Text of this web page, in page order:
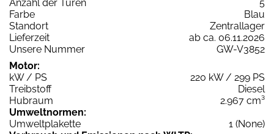
Anzahl der Türen
5
Farbe
Blau
Standort
Zentrallager
Lieferzeit
ab ca. 06.11.2026
Unsere Nummer
GW-V3852
Motor:
kW / PS
220 kW / 299 PS
Treibstoff
Diesel
Hubraum
2.967 cm³
Umweltnormen:
Umweltplakette
1 (None)